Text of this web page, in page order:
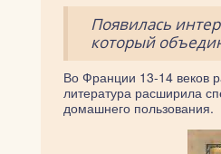
Появилась
который
Во Франции 13-14 веков
литература расширила
домашнего пользования.